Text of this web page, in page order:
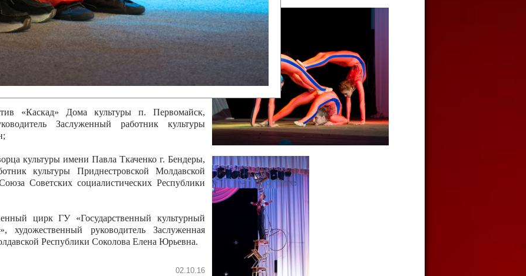
коллектив «Алегро» Дома детско –юношеского
района, руководитель Хачатурян Юрий
«Радуга» Городской дворец культуры г.
работник культуры Приднестровской
Юрьевич Елистратов;
«Каскад» Дома культуры п. Первомайск,
Заслуженный работник культуры
культуры имени Павла Ткаченко г. Бендеры,
культуры Приднестровской Молдавской
Советских социалистических Республики
цирк ГУ «Государственный культурный
художественный руководитель Заслуженная
Республики Соколова Елена Юрьевна.
02.10.16